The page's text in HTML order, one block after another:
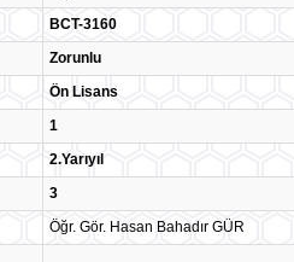
BCT-3160
Zorunlu
Ön Lisans
1
2.Yarıyıl
3
Öğr. Gör. Hasan Bahadır GÜR